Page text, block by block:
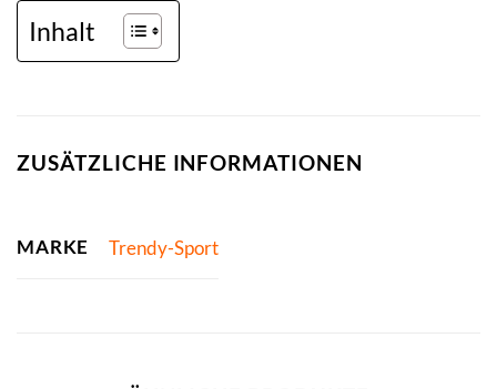
Inhalt
ZUSÄTZLICHE INFORMATIONEN
MARKE Trendy-Sport